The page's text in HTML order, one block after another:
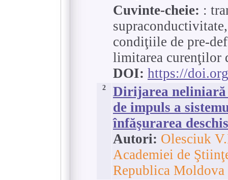
Cuvinte-cheie: :
condiţiile de pre-
limitarea curenţilor
DOI: https://
2
Dirijarea neliniară
de impuls a
înfăşurarea
Autori: Olesciuk
Academiei de
Republica Moldova